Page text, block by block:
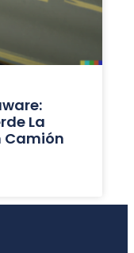
La
Camión